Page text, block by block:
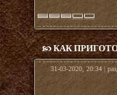
КАК
31-03-2020, 20:34 |